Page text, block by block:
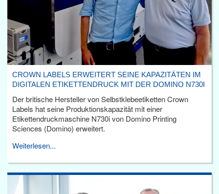
CROWN LABELS ERWEITERT SEINE KAPAZITÄTEN IM
DIGITALEN ETIKETTENDRUCK MIT DER DOMINO N730I
Der britische Hersteller von Selbstklebeetiketten Crown
Labels hat seine Produktionskapazität mit einer
Etikettendruckmaschine N730i von Domino Printing
Sciences (Domino) erweitert.
Weiterlesen...